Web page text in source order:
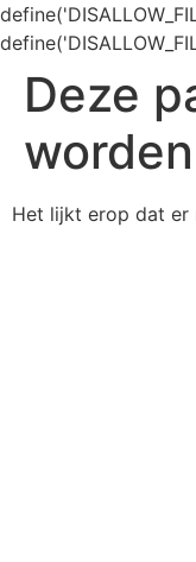
Deze
Het lijkt erop dat er